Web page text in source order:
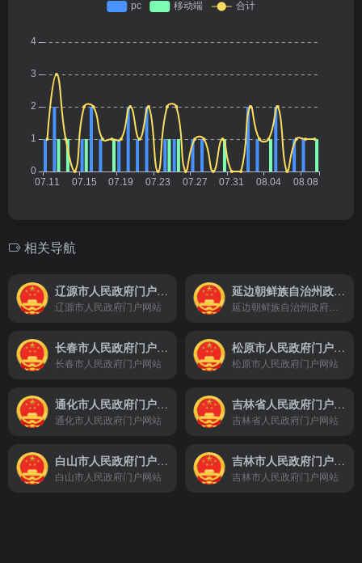
相关导航
辽源市人民政府门户网站
辽源市人民政府门户网站
延边朝鲜族自治州政府门户网站
长春市人民政府门户网站
长春市人民政府门户网站
松原市人民政府门户网站
松原市人民政府门户网站
通化市人民政府门户网站
通化市人民政府门户网站
吉林省人民政府门户网站
吉林省人民政府门户网站
白山市人民政府门户网站
白山市人民政府门户网站
吉林市人民政府门户网站
吉林市人民政府门户网站